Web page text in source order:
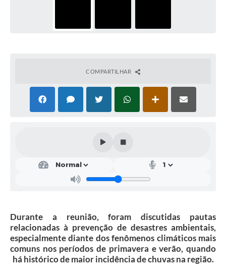
Telefones Prefeitura Municipal
Feriados Municipais
Imprensa
Termos de Fomento
Galeria de Fotos
Audiências Públicas
COMPARTILHAR
Durante a reunião, foram discutidas pautas
relacionadas à prevenção de desastres ambientais,
especialmente diante dos fenômenos climáticos mais
comuns nos períodos de primavera e verão, quando
há histórico de maior incidência de chuvas na região.